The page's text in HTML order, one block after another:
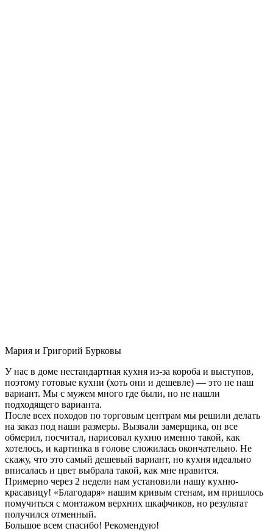
Мария и Григорий Бурковы
У нас в доме нестандартная кухня из-за короба и выступов,
поэтому готовые кухни (хоть они и дешевле) — это не наш
вариант. Мы с мужем много где были, но не нашли
подходящего варианта.
После всех походов по торговым центрам мы решили делать
на заказ под наши размеры. Вызвали замерщика, он все
обмерил, посчитал, нарисовал кухню именно такой, как
хотелось, и картинка в голове сложилась окончательно. Не
скажу, что это самый дешевый вариант, но кухня идеально
вписалась и цвет выбрала такой, как мне нравится.
Примерно через 2 недели нам установили нашу кухню-
красавицу! «Благодаря» нашим кривым стенам, им пришлось
помучиться с монтажом верхних шкафчиков, но результат
получился отменный.
Большое всем спасибо! Рекомендую!